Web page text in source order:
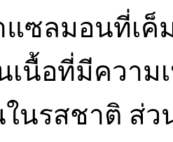
แซลมอนที่เ
เนื้อที่มีควา
ในรสชาติ ส่